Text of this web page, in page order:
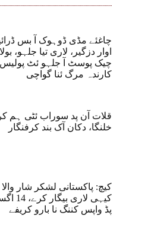
چاغئے مڈی ڈوہوک آ بس
اوار دزگیر، لاری تیا جلہو،
چیک پوسٹ آ جلہو ئٹ پولیس
کارندہ مرگ ئنا گواچی
قلات آن پد سوراب ئٹی ہم
خلنگا، دکان آک بند کرفنگار
کیچ: پاکستانی لشکر شار والا
کیہی
پڈ واپس کننگ نا بارو کریفے